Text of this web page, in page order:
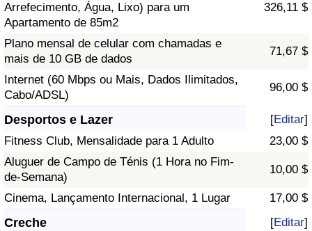
Arrefecimento, Água, Lixo) para um
Apartamento de 85m2
326,11 $
Plano mensal de celular com chamadas e
mais de 10 GB de dados
71,67 $
Internet (60 Mbps ou Mais, Dados Ilimitados,
Cabo/ADSL)
96,00 $
Desportos e Lazer [Editar]
Fitness Club, Mensalidade para 1 Adulto
23,00 $
Aluguer de Campo de Ténis (1 Hora no Fim-
de-Semana)
10,00 $
Cinema, Lançamento Internacional, 1 Lugar 17,00 $
Creche [Editar]